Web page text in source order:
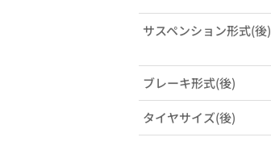
サスペンション形式(後)
ブレーキ形式(後)
タイヤサイズ(後)